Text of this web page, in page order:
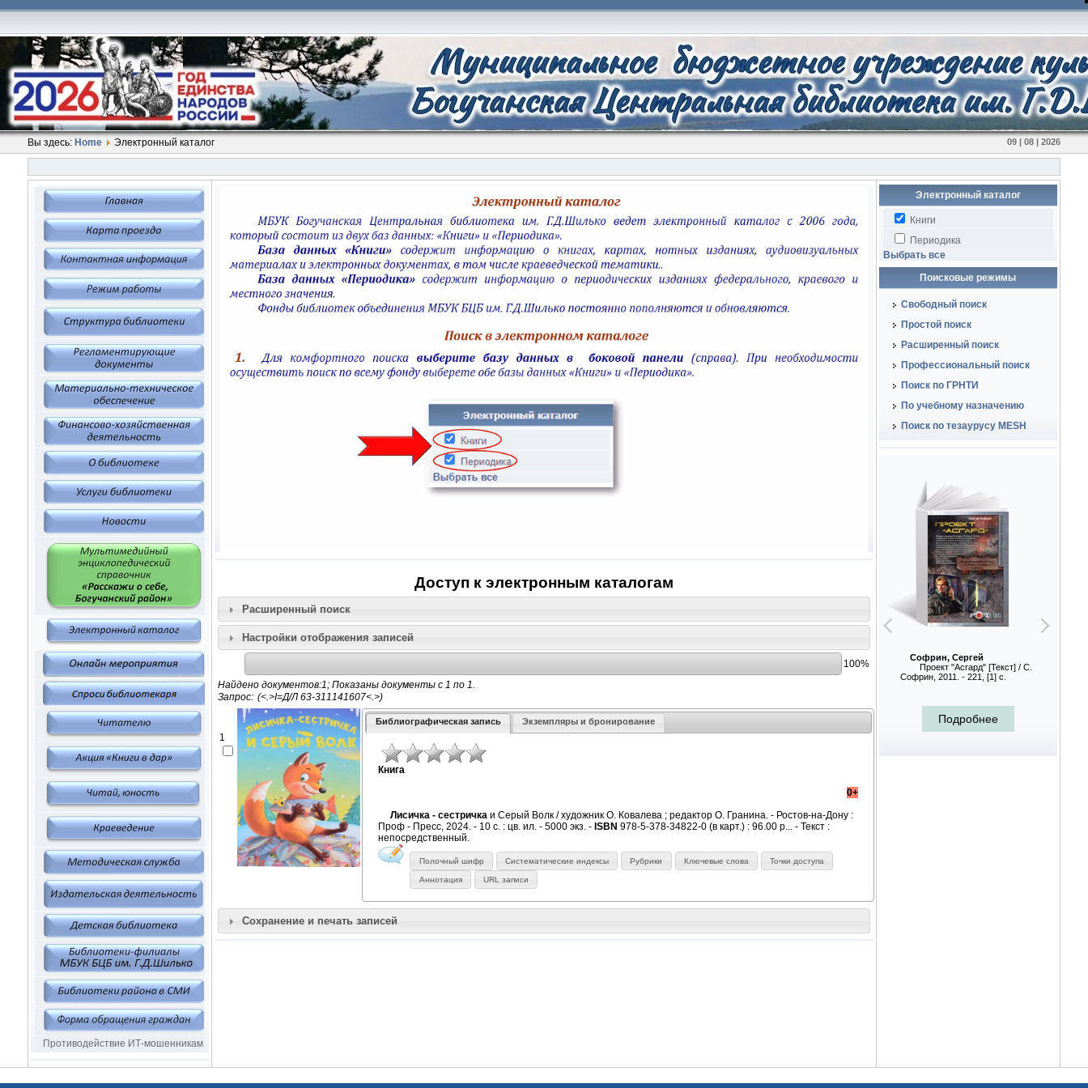
Вы здесь: Home Электронный каталог 09 | 08 | 2026
Противодействие ИТ-мошенникам
Доступ к электронным каталогам
Расширенный поиск
Настройки отображения записей
100%
Найдено документов:1; Показаны документы с 1 по 1.
Запрос:
1
Библиографическая запись Экземпляры и бронирование
Книга
0+
Лисичка - сестричка и Серый Волк / художник О. Ковалева ; редактор О. Гранина. - Ростов-на-Дону :
Проф - Пресс, 2024. - 10 с. : цв. ил. - 5000 экз. - ISBN978-5-378-34822-0 (в карт.) : 96.00 р... - Текст :
непосредственный.
Полочный шифр Систематические индексы Рубрики Ключевые слова Точки доступа
Аннотация URL записи
Сохранение и печать записей
Электронный каталог
Книги
Периодика
Выбрать все
Поисковые режимы
Свободный поиск
Простой поиск
Расширенный поиск
Профессиональный поиск
Поиск по ГРНТИ
По учебному назначению
Поиск по тезаурусу MESH
Софрин, Сергей
Проект "Асгард" [Текст] / С.
Софрин, 2011. - 221, [1] с.
Подробнее